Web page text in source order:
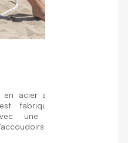
acier avec un
fabriquée en
une finition
en bois